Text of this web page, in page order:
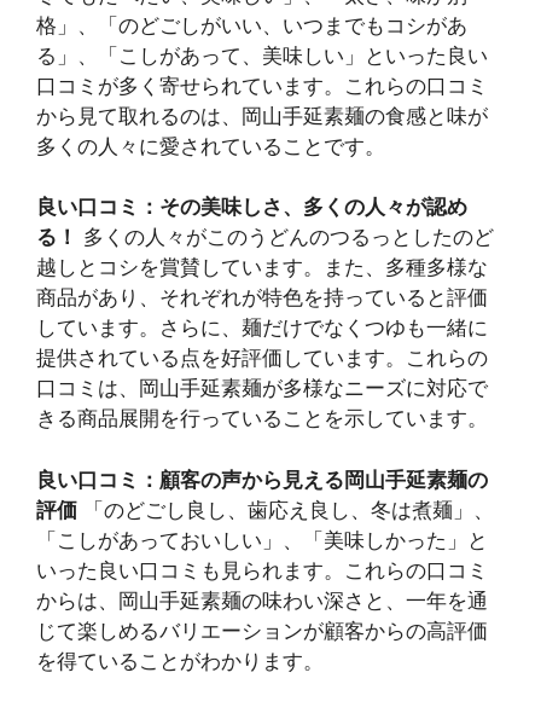
格」、「のどごしがいい、いつまでもコシがあ
る」、「こしがあって、美味しい」といった良い
口コミが多く寄せられています。これらの口コミ
から見て取れるのは、岡山手延素麺の食感と味が
多くの人々に愛されていることです。
良い口コミ：その美味しさ、多くの人々が認め
る！
多くの人々がこのうどんのつるっとしたのど
越しとコシを賞賛しています。また、多種多様な
商品があり、それぞれが特色を持っていると評価
しています。さらに、麺だけでなくつゆも一緒に
提供されている点を好評価しています。これらの
口コミは、岡山手延素麺が多様なニーズに対応で
きる商品展開を行っていることを示しています。
良い口コミ：顧客の声から見える岡山手延素麺の
評価 「のどごし良し、歯応え良し、冬は煮麺」、
「こしがあっておいしい」、「美味しかった」と
いった良い口コミも見られます。これらの口コミ
からは、岡山手延素麺の味わい深さと、一年を通
じて楽しめるバリエーションが顧客からの高評価
を得ていることがわかります。